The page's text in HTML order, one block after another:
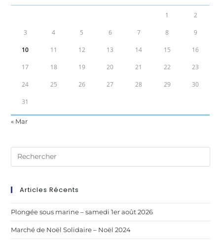
1 2
3 4 5 6 7 8 9
10 11 12 13 14 15 16
17 18 19 20 21 22 23
24 25 26 27 28 29 30
31
« Mar
Articles Récents
Plongée sous marine – samedi 1er août 2026
Marché de Noël Solidaire – Noël 2024